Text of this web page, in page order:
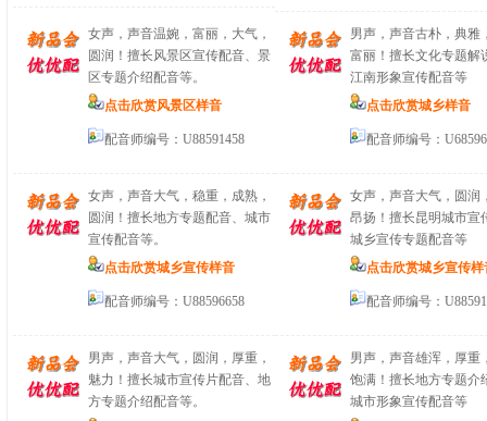
女声，声音温婉，富丽，大气，
圆润！擅长风景区宣传配音、景
区专题介绍配音等。
点击欣赏风景区样音
配音师编号：U88591458
男声，声音古朴，典雅
富丽！擅长文化专题解
江南形象宣传配音等
点击欣赏城乡样音
配音师编号：
女声，声音大气，稳重，成熟，
圆润！擅长地方专题配音、城市
宣传配音等。
点击欣赏城乡宣传样音
配音师编号：U88596658
女声，声音大气，圆润
昂扬！擅长昆明城市宣
城乡宣传专题配音等
点击欣赏城乡宣传样
配音师编号：
男声，声音大气，圆润，厚重，
魅力！擅长城市宣传片配音、地
方专题介绍配音等。
男声，声音雄浑，厚重
饱满！擅长地方专题介
城市形象宣传配音等